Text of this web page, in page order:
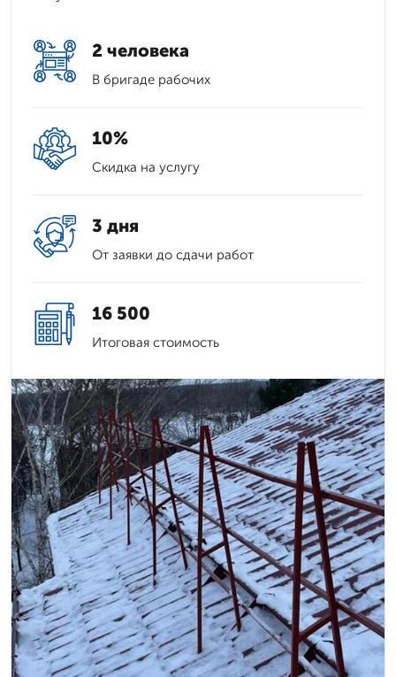
2 человека
В бригаде рабочих
10%
Скидка на услугу
3 дня
От заявки до сдачи работ
16 500
Итоговая стоимость